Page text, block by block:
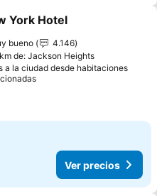
a favoritos
York Hotel
bueno
4.146
de: Jackson Heights
a la ciudad desde habitaciones
Ver precios